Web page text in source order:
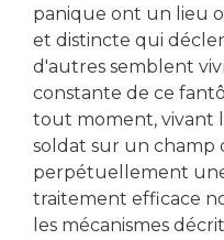
panique ont un lieu
et distincte qui
d'autres semblent
constante de ce
tout moment, vivant
soldat sur un champ
perpétuellement
traitement efficace
les mécanismes